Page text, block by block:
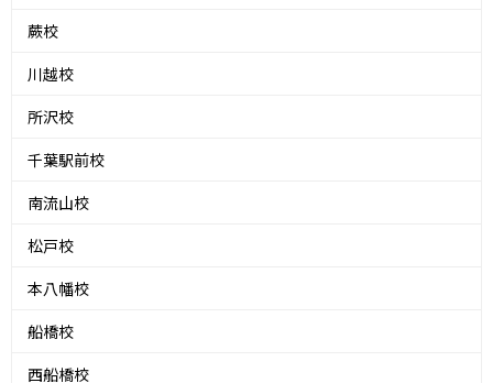
蕨校
川越校
所沢校
千葉駅前校
南流山校
松戸校
本八幡校
船橋校
西船橋校